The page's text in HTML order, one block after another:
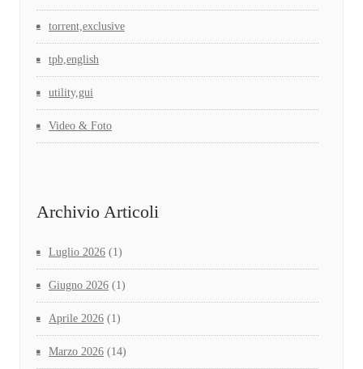
torrent,exclusive
tpb,english
utility,gui
Video & Foto
Archivio Articoli
Luglio 2026 (1)
Giugno 2026 (1)
Aprile 2026 (1)
Marzo 2026 (14)